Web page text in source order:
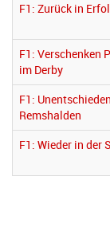
F1: Zurück in
F1: Verschenken
im Derby
F1:
Remshalden
F1: Wieder in der